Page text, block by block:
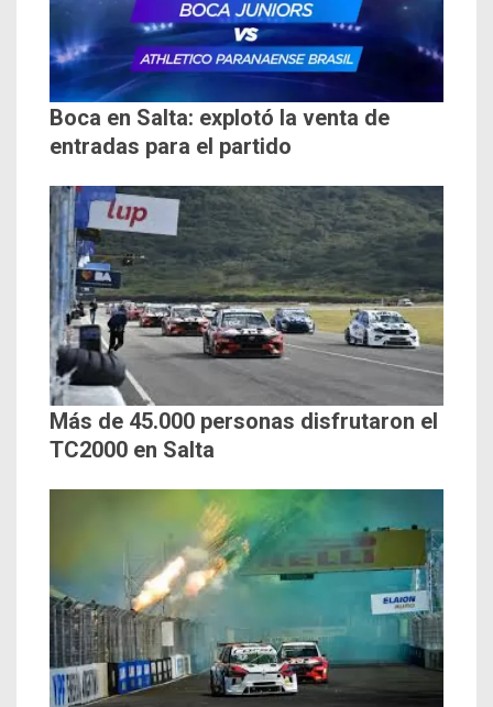
Boca en Salta: explotó la venta de
entradas para el partido
Más de 45.000 personas disfrutaron el
TC2000 en Salta